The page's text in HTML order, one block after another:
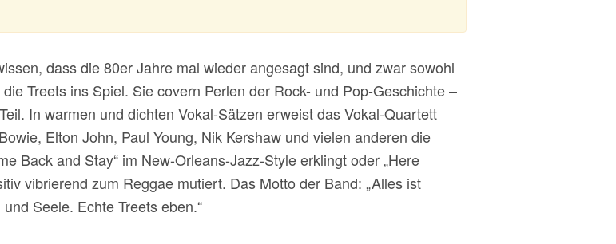
dass die 80er Jahre mal wieder angesagt sind, und zwar sowohl
Treets ins Spiel. Sie covern Perlen der Rock- und Pop-Geschichte –
In warmen und dichten Vokal-Sätzen erweist das Vokal-Quartett
Elton John, Paul Young, Nik Kershaw und vielen anderen die
Back and Stay“ im New-Orleans-Jazz-Style erklingt oder „Here
vibrierend zum Reggae mutiert. Das Motto der Band: „Alles ist
Seele. Echte Treetseben.“